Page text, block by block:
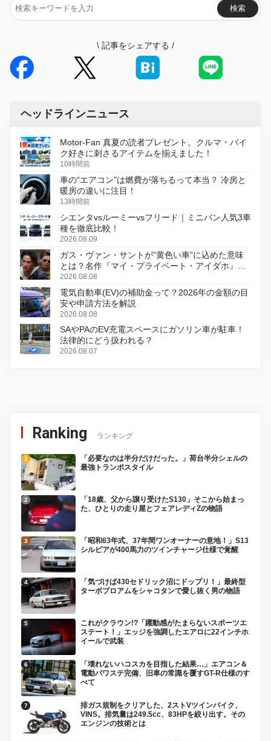
検索
\ 記事をシェアする /
ヘッドラインニュース
Motor-Fan 真夏の読者プレゼント。クルマ・バイ
ク好きに刺さるアイテムを揃えました！
10時間前
車の“エアコン”は燃費が落ちるって本当？ 冷房と
暖房の違いに注目！
13時間前
シエンタvsルーミーvsフリード｜ミニバン人気3車
種を徹底比較！
2026.08.09
ガス・ヴァン・サントが“黄色い車”に込めた意味
とは？名作『マイ・プライベート・アイダホ』が
初のデジタルリマスター版で復活
2026.08.08
電気自動車(EV)の補助金って？2026年の金額の目
安や申請方法を解説
2026.08.08
SAやPAのEV充電スペースにガソリン車が駐車！
法律的にどう扱われる？
2026.08.07
Ranking ランキング
「必要なのは半分だけだった。」荷台半分シェルの
最強トランポスタイル
「18歳、父から譲り受けたS130」そこから始まっ
た、ひとりの走り屋とフェアレディZの物語
「昭和63年式、37年間ワンオーナーの意地！」S13
シルビアが400馬力のツインチャージ仕様で覚醒
「気づけば430セドリック沼にドップリ！」最終型
ターボブロアムをシャコタンで愛し抜く男の物語
これがクラウン!?「躍動感がたまらないスポーツエ
ステート！」エッジを強調したエアロに22インチホ
イールで武装
「壊れないハコスカを目指した結果…」エアコン＆
電動パワステ完備、旧車の常識を覆すGT-R仕様のす
べて
排ガス規制をクリアした、2ストVツインバイク、
VINS。排気量は249.5cc、83HPを絞り出す。その
エンジンの技術とは